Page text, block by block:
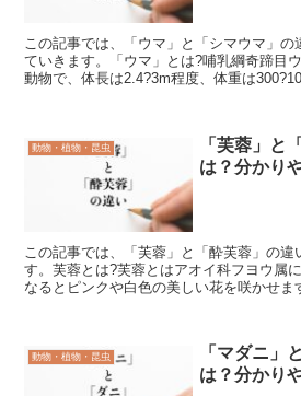
この記事では、「ウマ」と「シマウマ」の
ていきます。「ウマ」とは?哺乳綱奇蹄目
動物で、体長は2.4?3m程度、体重は
動物・植物・昆虫
「芙蓉」と
は？分かり
この記事では、「芙蓉」と「酔芙蓉」の違
す。芙蓉とは?芙蓉とはアオイ科フヨウ属
なるとピンクや白色の美しい花を咲かせま
動物・植物・昆虫
「マダニ」
は？分かり